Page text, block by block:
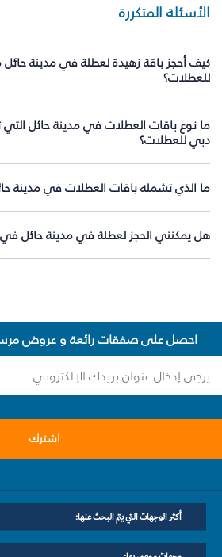
الأسئلة المتكررة
كيف أحجز باقة زهيدة لعطلة في مدينة
للعطلات؟
ما نوع باقات العطلات في مدينة حائل التي
دبي للعطلات؟
ما الذي تشمله باقات العطلات في مدينة
هل يمكنني الحجز لعطلة في مدينة حائل في
احصل على صفقات رائعة و عروض
اشترك
أكثر الوجهات التي يتم البحث عنها: